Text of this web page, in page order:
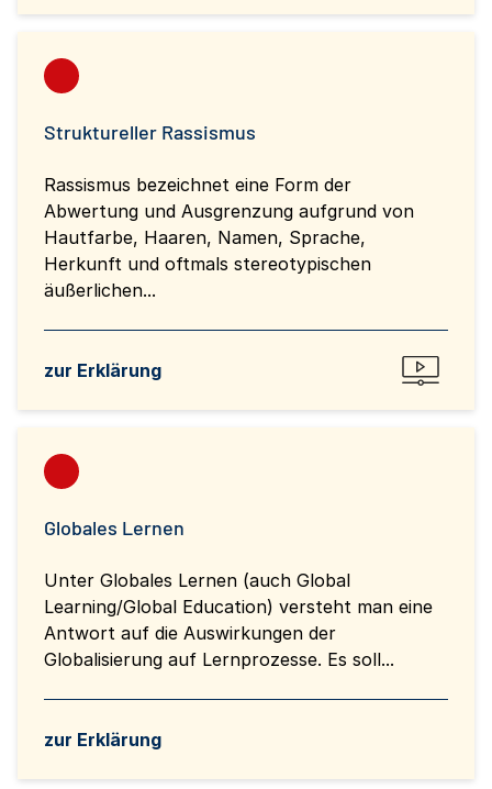
Struktureller Rassismus
Rassismus bezeichnet eine Form der
Abwertung und Ausgrenzung aufgrund von
Hautfarbe, Haaren, Namen, Sprache,
Herkunft und oftmals stereotypischen
äußerlichen...
zur Erklärung
Globales Lernen
Unter Globales Lernen (auch Global
Learning/Global Education) versteht man eine
Antwort auf die Auswirkungen der
Globalisierung auf Lernprozesse. Es soll...
zur Erklärung